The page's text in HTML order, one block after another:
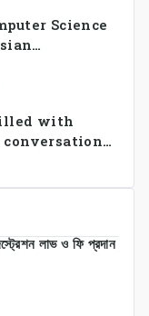
Science
Summer
together
in a
with
লাভ ও ফি প্রদান